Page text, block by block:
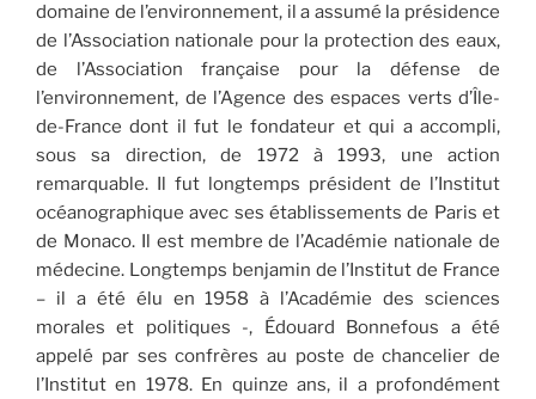
domaine de l’environnement, il a assumé la présidence
de l’Association nationale pour la protection des eaux,
de l’Association française pour la défense de
l’environnement, de l’Agence des espaces verts d’Île-
de-France dont il fut le fondateur et qui a accompli,
sous sa direction, de 1972 à 1993, une action
remarquable. Il fut longtemps président de l’Institut
océanographique avec ses établissements de Paris et
de Monaco. Il est membre de l’Académie nationale de
médecine. Longtemps benjamin de l’Institut de France
– il a été élu en 1958 à l’Académie des sciences
morales et politiques -, Édouard Bonnefous a été
appelé par ses confrères au poste de chancelier de
l’Institut en 1978. En quinze ans, il a profondément